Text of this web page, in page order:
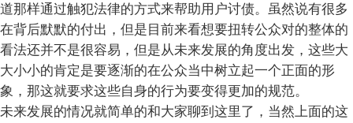
道那样通过触犯法律的方式来帮助用户讨债。虽然说有很多
在背后默默的付出，但是目前来看想要扭转公众对的整体的
看法还并不是很容易，但是从未来发展的角度出发，这些大
大小小的肯定是要逐渐的在公众当中树立起一个正面的形
象，那这就要求这些自身的行为要变得更加的规范。
未来发展的情况就简单的和大家聊到这里了，当然上面的这